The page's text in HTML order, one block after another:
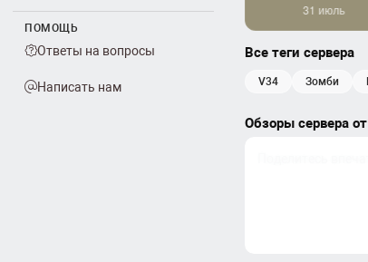
ПОМОЩЬ
Ответы на вопросы
Написать нам
Все теги сервера
v34 зомби
Обзоры сервера